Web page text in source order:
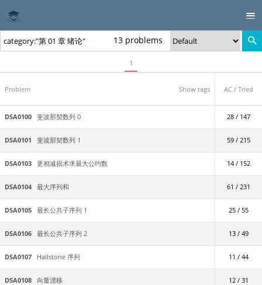
13 problems
1
Problem Show tags AC / Tried
DSA0100 斐波那契数列 0 28 / 147
DSA0101 斐波那契数列 1 59 / 215
DSA0103 更相减损术求最大公约数 14 / 152
DSA0104 最大序列和 61 / 231
DSA0105 最长公共子序列 1 25 / 55
DSA0106 最长公共子序列 2 13 / 49
DSA0107 Hailstone 序列 11 / 44
DSA0108 向量漂移 12 / 31